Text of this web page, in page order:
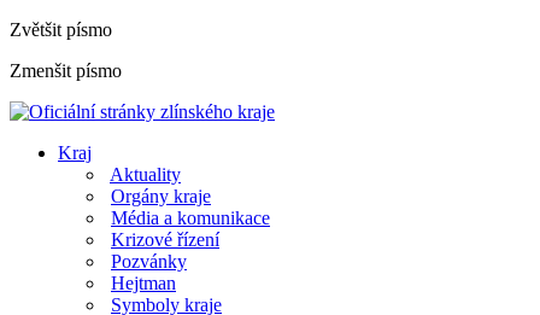
Zvětšit písmo
Zmenšit písmo
Kraj
Aktuality
Orgány kraje
Média a komunikace
Krizové řízení
Pozvánky
Hejtman
Symboly kraje